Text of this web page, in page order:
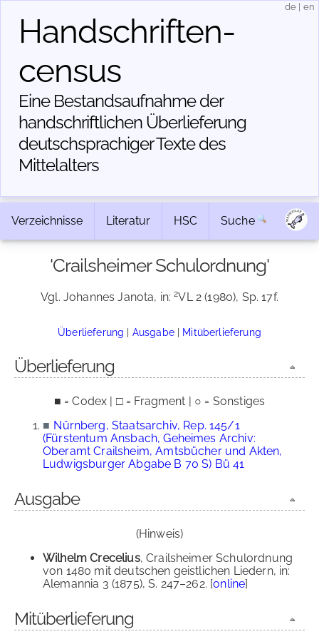
Handschriften­
census
Eine Bestandsaufnahme der
handschriftlichen Über­lieferung
deutschsprachiger Texte des
Mittelalters
de en
Verzeichnisse Literatur HSC Suche
'Crailsheimer Schulordnung'
Vgl. Johannes Janota, in:2VL 2 (1980), Sp. 17f.
Überlieferung | Ausgabe| Mitüberlieferung
Überlieferung
■ = Codex | □ = Fragment | ○ = Sonstiges
■ Nürnberg, Staatsarchiv, Rep. 145/1
(Fürstentum Ansbach, Geheimes Archiv:
Oberamt Crailsheim, Amtsbücher und Akten,
Ludwigsburger Abgabe B 70 S) Bü 41
Ausgabe
(Hinweis)
Wilhelm Crecelius, Crailsheimer Schulordnung
von 1480 mit deutschen geistlichen Liedern, in:
Alemannia 3 (1875), S. 247–262. [online]
Mitüberlieferung